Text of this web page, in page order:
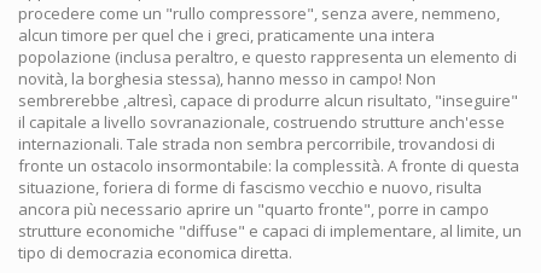
procedere come un "rullo compressore", senza avere, nemmeno,
alcun timore per quel che i greci, praticamente una intera
popolazione (inclusa peraltro, e questo rappresenta un elemento di
novità, la borghesia stessa), hanno messo in campo! Non
sembrerebbe ,altresì, capace di produrre alcun risultato, "inseguire"
il capitale a livello sovranazionale, costruendo strutture anch'esse
internazionali. Tale strada non sembra percorribile, trovandosi di
fronte un ostacolo insormontabile: la complessità. A fronte di questa
situazione, foriera di forme di fascismo vecchio e nuovo, risulta
ancora più necessario aprire un "quarto fronte", porre in campo
strutture economiche "diffuse" e capaci di implementare, al limite, un
tipo di democrazia economica diretta.